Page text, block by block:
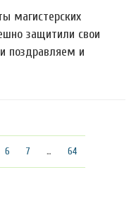
магистерских
защитили свои
поздравляем и
6 7 … 64